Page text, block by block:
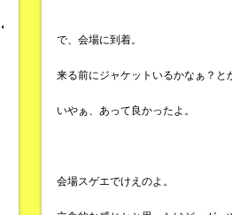
で、会場に到着。
来る前にジャケットいるかなぁ？と
いやぁ、あって良かったよ。
会場スゲエでけえのよ。